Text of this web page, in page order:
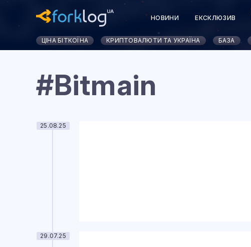
НОВИНИ ЕКСКЛЮЗИВ
ЦІНА БІТКОЇНА КРИПТОВАЛЮТИ ТА УКРАЇНА БАЗА
#Bitmain